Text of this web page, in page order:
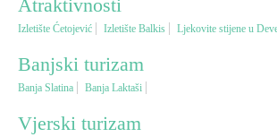
Avantura
Atraktivnosti
Izletište Ćetojević Izletište Balkis Ljekovite stijene u
Banjski turizam
Banja Slatina Banja Laktaši
Vjerski turizam